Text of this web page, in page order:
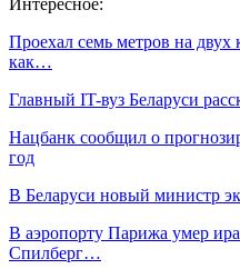
Проехал семь метров на двух
как…
Главный IT-вуз Беларуси
Нацбанк сообщил о
год
В Беларуси новый министр
В аэропорту Парижа умер
Спилберг…